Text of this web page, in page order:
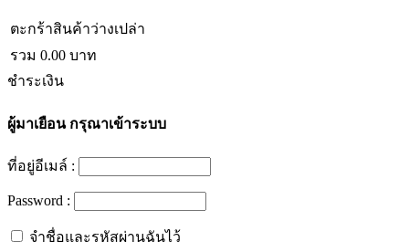
ตะกร้าสินค้าว่างเปล่า
รวม 0.00 บาท
ชำระเงิน
ผู้มาเยือนกรุณาเข้าระบบ
ที่อยู่อีเมล์ :
Password :
จำชื่อและรหัสผ่านฉันไว้